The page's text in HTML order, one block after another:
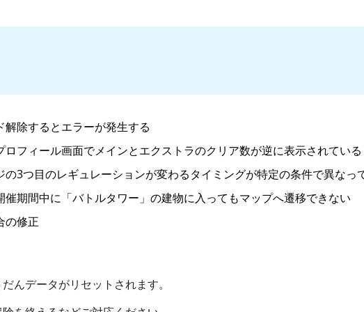
解除するとエラーが発生する
ロフィール画面でメインとエクストラのクリア数が逆に表示されている
の3つ目のレギュレーションが変わるタイミングが特定の条件で異なっ
催期間中に「バトルタワー」の建物に入ってもマップへ遷移できない
の修正
んデータがリセットされます。